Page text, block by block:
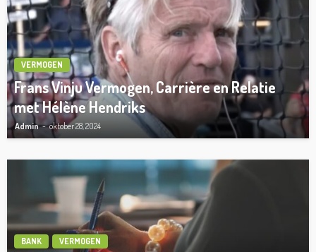
VERMOGEN
Frans Vinju Vermogen, Carrière en Relatie
met Hélène Hendriks
Admin oktober 28, 2024
BANK VERMOGEN